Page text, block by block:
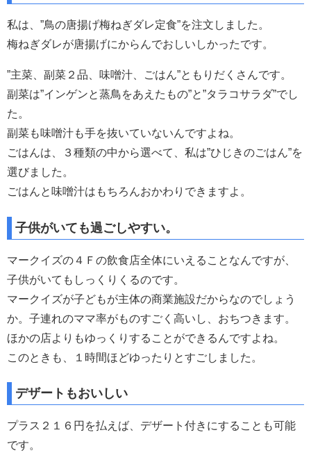
私は、”鳥の唐揚げ梅ねぎダレ定食”を注文しました。
梅ねぎダレが唐揚げにからんでおしいしかったです。
”主菜、副菜２品、味噌汁、ごはん”ともりだくさんです。
副菜は”インゲンと蒸鳥をあえたもの”と”タラコサラダ”でし
た。
副菜も味噌汁も手を抜いていないんですよね。
ごはんは、３種類の中から選べて、私は”ひじきのごはん”を
選びました。
ごはんと味噌汁はもちろんおかわりできますよ。
子供がいても過ごしやすい。
マークイズの４Ｆの飲食店全体にいえることなんですが、
子供がいてもしっくりくるのです。
マークイズが子どもが主体の商業施設だからなのでしょう
か。子連れのママ率がものすごく高いし、おちつきます。
ほかの店よりもゆっくりすることができるんですよね。
このときも、１時間ほどゆったりとすごしました。
デザートもおいしい
プラス２１６円を払えば、デザート付きにすることも可能
です。